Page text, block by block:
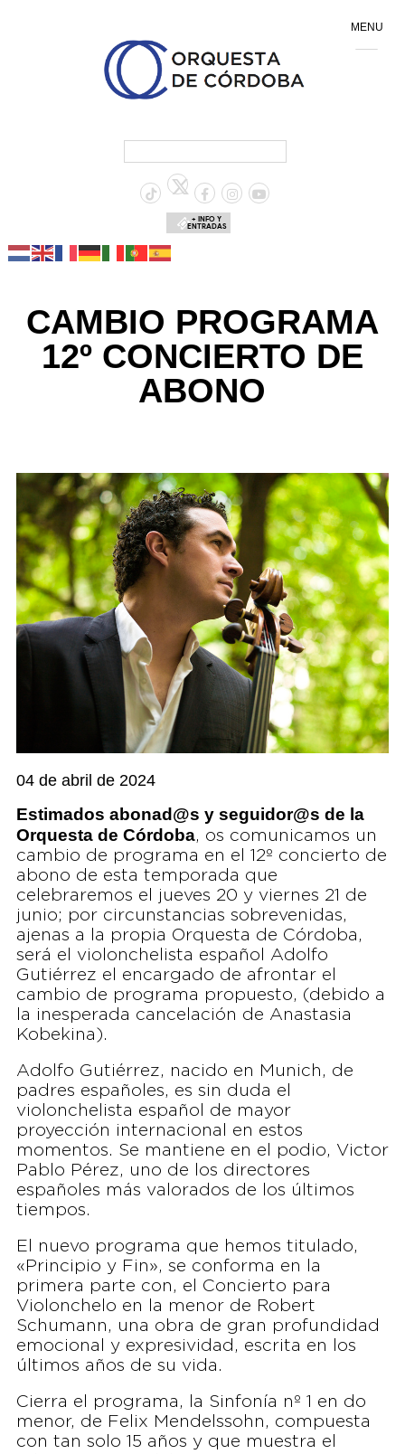
+ INFO Y
ENTRADAS
CAMBIO PROGRAMA
12º CONCIERTO DE
ABONO
04 de abril de 2024
Estimados abonad@s y seguidor@s de la
Orquesta de Córdoba, os comunicamos un
cambio de programa en el 12º concierto de
abono de esta temporada que
celebraremos el jueves 20 y viernes 21 de
junio; por circunstancias sobrevenidas,
ajenas a la propia Orquesta de Córdoba,
será el violonchelista español Adolfo
Gutiérrez el encargado de afrontar el
cambio de programa propuesto, (debido a
la inesperada cancelación de Anastasia
Kobekina).
Adolfo Gutiérrez, nacido en Munich, de
padres españoles, es sin duda el
violonchelista español de mayor
proyección internacional en estos
momentos. Se mantiene en el podio, Victor
Pablo Pérez, uno de los directores
españoles más valorados de los últimos
tiempos.
El nuevo programa que hemos titulado,
«Principio y Fin», se conforma en la
primera parte con, el Concierto para
Violonchelo en la menor de Robert
Schumann, una obra de gran profundidad
emocional y expresividad, escrita en los
últimos años de su vida.
Cierra el programa, la Sinfonía nº 1 en do
menor, de Felix Mendelssohn, compuesta
con tan solo 15 años y que muestra el
MENU